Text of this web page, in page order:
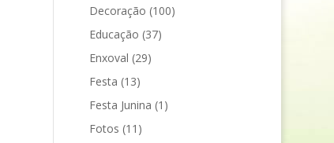
Decoração (100)
Educação (37)
Enxoval (29)
Festa (13)
Festa Junina (1)
Fotos (11)